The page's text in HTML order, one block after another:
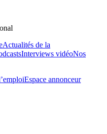
Actualités de la
Interviews vidéoNos
Espace annonceur